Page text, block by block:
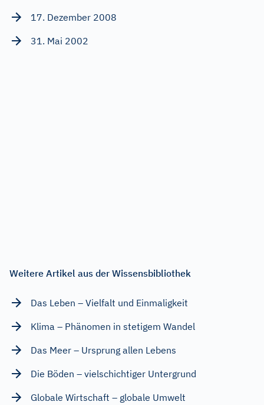
17. Dezember 2008
31. Mai 2002
Weitere Artikel aus der Wissensbibliothek
Das Leben – Vielfalt und Einmaligkeit
Klima – Phänomen in stetigem Wandel
Das Meer – Ursprung allen Lebens
Die Böden – vielschichtiger Untergrund
Globale Wirtschaft – globale Umwelt